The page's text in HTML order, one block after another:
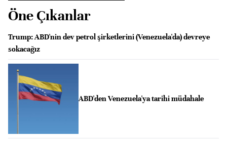
Öne Çıkanlar
Trump: ABD'nin dev petrol şirketlerini (Venezuela'da) devreye
sokacağız
ABD'den Venezuela'ya tarihi müdahale